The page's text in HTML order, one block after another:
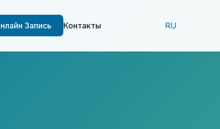
Запись Контакты RU